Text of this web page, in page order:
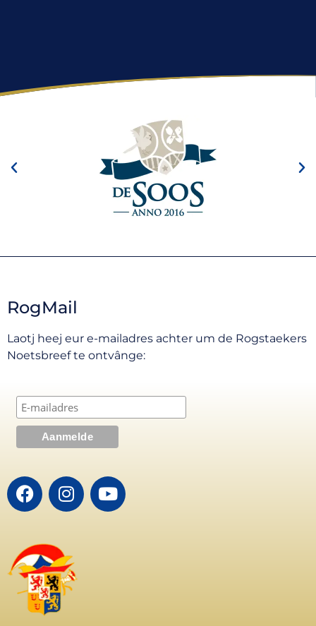
RogMail
Laotj heej eur e-mailadres achter um de Rogstaekers
Noetsbreef te ontvânge: